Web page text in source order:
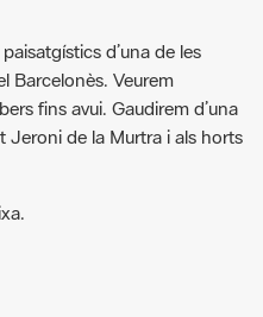
fins avui. Gaudirem d’una
de la Murtra i als horts
limitades. (